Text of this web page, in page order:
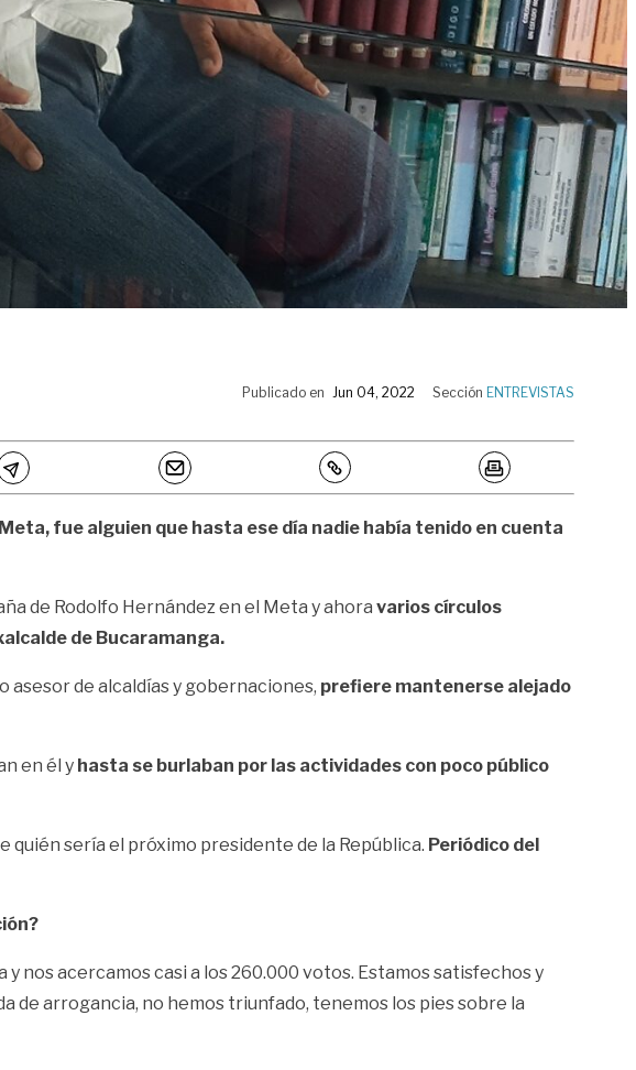
Publicado en Jun 04, 2022 Sección ENTREVISTAS
fue alguien que hasta ese día nadie había tenido en cuenta
de Rodolfo Hernández en el Meta y ahora varios círculos
de Bucaramanga.
asesor de alcaldías y gobernaciones, prefiere mantenerse alejado
en él y hasta se burlaban por las actividades con poco público
quién sería el próximo presidente de la República. Periódico del
nos acercamos casi a los 260.000 votos. Estamos satisfechos y
de arrogancia, no hemos triunfado, tenemos los pies sobre la